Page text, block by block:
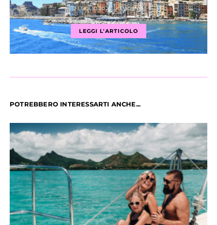
2 LUGLIO 2021 EUGENIA
LEGGI L'ARTICOLO
POTREBBERO INTERESSARTI ANCHE...